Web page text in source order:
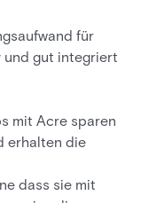
für
und gut integriert
mit Acre sparen
erhalten die
dass sie mit